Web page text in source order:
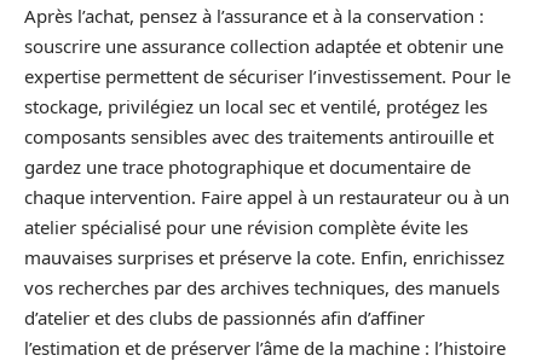
Après l’achat, pensez à l’assurance et à la conservation :
souscrire une assurance collection adaptée et obtenir une
expertise permettent de sécuriser l’investissement. Pour le
stockage, privilégiez un local sec et ventilé, protégez les
composants sensibles avec des traitements antirouille et
gardez une trace photographique et documentaire de
chaque intervention. Faire appel à un restaurateur ou à un
atelier spécialisé pour une révision complète évite les
mauvaises surprises et préserve la cote. Enfin, enrichissez
vos recherches par des archives techniques, des manuels
d’atelier et des clubs de passionnés afin d’affiner
l’estimation et de préserver l’âme de la machine : l’histoire